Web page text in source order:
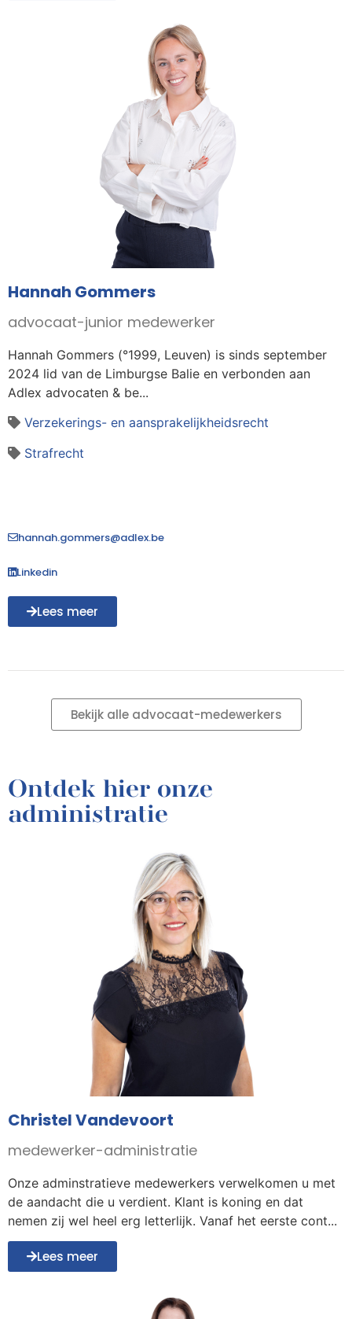
Hannah Gommers
advocaat-junior medewerker
Hannah Gommers (°1999, Leuven) is sinds september
2024 lid van de Limburgse Balie en verbonden aan
Adlex advocaten & be...
Verzekerings- en aansprakelijkheidsrecht
Strafrecht
hannah.gommers@adlex.be
Linkedin
Lees meer
Bekijk alle advocaat-medewerkers
Ontdek hier onze
administratie
Christel Vandevoort
medewerker-administratie
Onze adminstratieve medewerkers verwelkomen u met
de aandacht die u verdient. Klant is koning en dat
nemen zij wel heel erg letterlijk. Vanaf het eerste cont...
Lees meer